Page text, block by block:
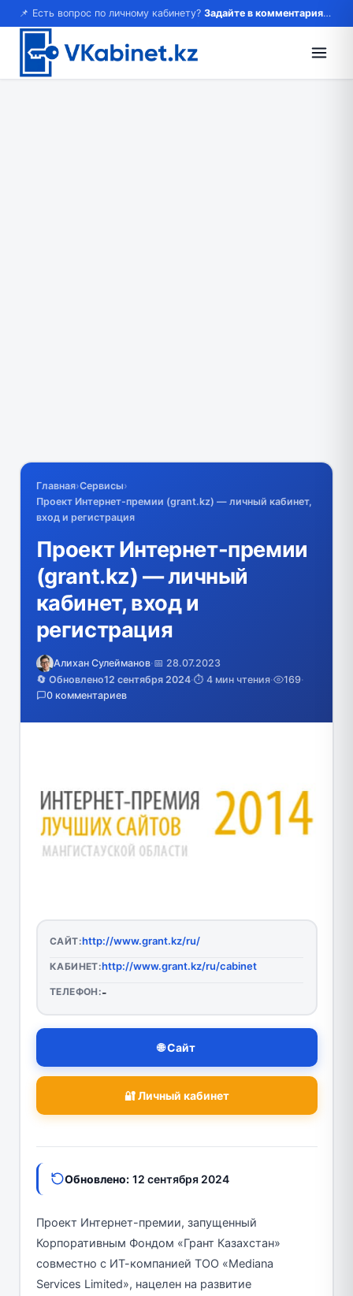
📌 Есть вопрос по личному кабинету? Задайте в комментариях — ответим!
Главная›Сервисы›
Проект Интернет-премии (grant.kz) — личный кабинет,
вход и регистрация
Проект Интернет-премии
(grant.kz) — личный
кабинет, вход и
регистрация
Алихан Сулейманов·📅 28.07.2023
🔄 Обновлено12 сентября 2024·⏱️ 4 мин чтения· 169·
0 комментариев
САЙТ:http://www.grant.kz/ru/
КАБИНЕТ:http://www.grant.kz/ru/cabinet
ТЕЛЕФОН:-
🌐 Сайт
🔐 Личный кабинет
Обновлено: 12 сентября 2024
Проект Интернет-премии, запущенный
Корпоративным Фондом «Грант Казахстан»
совместно с ИТ-компанией ТОО «Mediana
Services Limited», нацелен на развитие